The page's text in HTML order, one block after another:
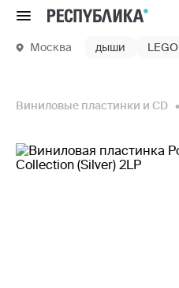
Меню
Москва дыши LEGO
Виниловые пластинки и CD